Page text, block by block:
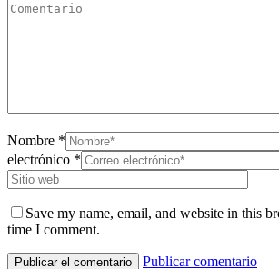
Nombre *
electrónico *
Save my name, email, and website in this
time I comment.
Publicar comentario